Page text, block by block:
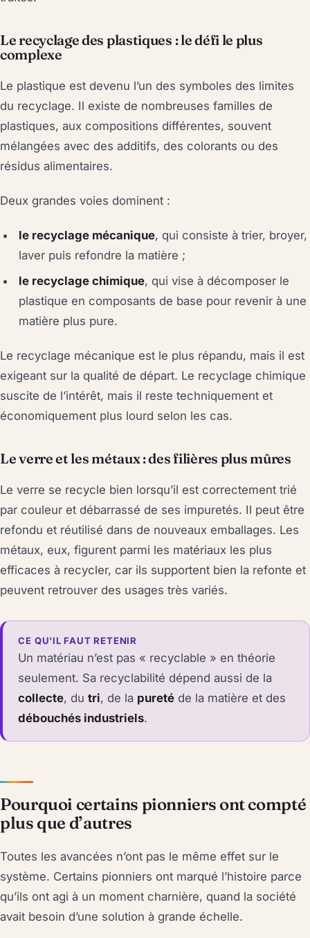
Le recyclage des plastiques : le défi le plus
complexe
Le plastique est devenu l’un des symboles des limites
du recyclage. Il existe de nombreuses familles de
plastiques, aux compositions différentes, souvent
mélangées avec des additifs, des colorants ou des
résidus alimentaires.
Deux grandes voies dominent :
le recyclage mécanique, qui consiste à trier, broyer,
laver puis refondre la matière ;
le recyclage chimique, qui vise à décomposer le
plastique en composants de base pour revenir à une
matière plus pure.
Le recyclage mécanique est le plus répandu, mais il est
exigeant sur la qualité de départ. Le recyclage chimique
suscite de l’intérêt, mais il reste techniquement et
économiquement plus lourd selon les cas.
Le verre et les métaux : des filières plus mûres
Le verre se recycle bien lorsqu’il est correctement trié
par couleur et débarrassé de ses impuretés. Il peut être
refondu et réutilisé dans de nouveaux emballages. Les
métaux, eux, figurent parmi les matériaux les plus
efficaces à recycler, car ils supportent bien la refonte et
peuvent retrouver des usages très variés.
CE QU’IL FAUT RETENIR
Un matériau n’est pas « recyclable » en théorie
seulement. Sa recyclabilité dépend aussi de la
collecte, dutri, de la pureté de la matière et des
débouchés industriels.
Pourquoi certains pionniers ont compté
plus que d’autres
Toutes les avancées n’ont pas le même effet sur le
système. Certains pionniers ont marqué l’histoire parce
qu’ils ont agi à un moment charnière, quand la société
avait besoin d’une solution à grande échelle.